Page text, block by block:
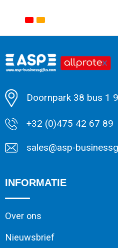
Minimale afname: 1
Doornpark 38 bus 1
+32 (0)475 42 67 89
sales@asp-
INFORMATIE
Over ons
Nieuwsbrief